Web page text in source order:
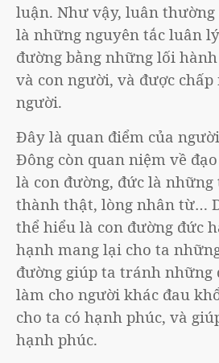
luận. Như vậy, luân thường
là những nguyên tắc luân
đường bằng những lối
và con người, và được chấp
người.
Đây là quan điểm của
Đông còn quan niệm về
là con đường, đức là
thành thật, lòng nhân từ…
thể hiểu là con đường đức
hạnh mang lại cho ta
đường giúp ta tránh những
làm cho người khác đau
cho ta có hạnh phúc, và
hạnh phúc.